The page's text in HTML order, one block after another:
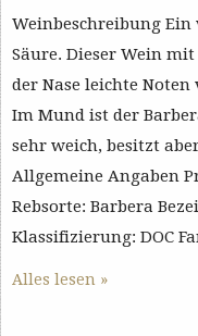
Weinbeschreibung
Säure. Dieser Wein
der Nase leichte
Im Mund ist der
sehr weich, besitzt
Allgemeine Angaben
Rebsorte: Barbera
Klassifizierung: DOC
Alles lesen »